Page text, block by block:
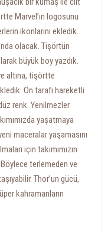
Marvel’ın logosunu
ikonlarını ekledik.
olacak. Tişörtün
büyük boy yazdık.
altına, tişörtte
Ön tarafı hareketli
renk. Yenilmezler
yaşatmaya
maceralar yaşamasını
için takımımızın
terlemeden ve
Thor’un gücü,
kahramanların